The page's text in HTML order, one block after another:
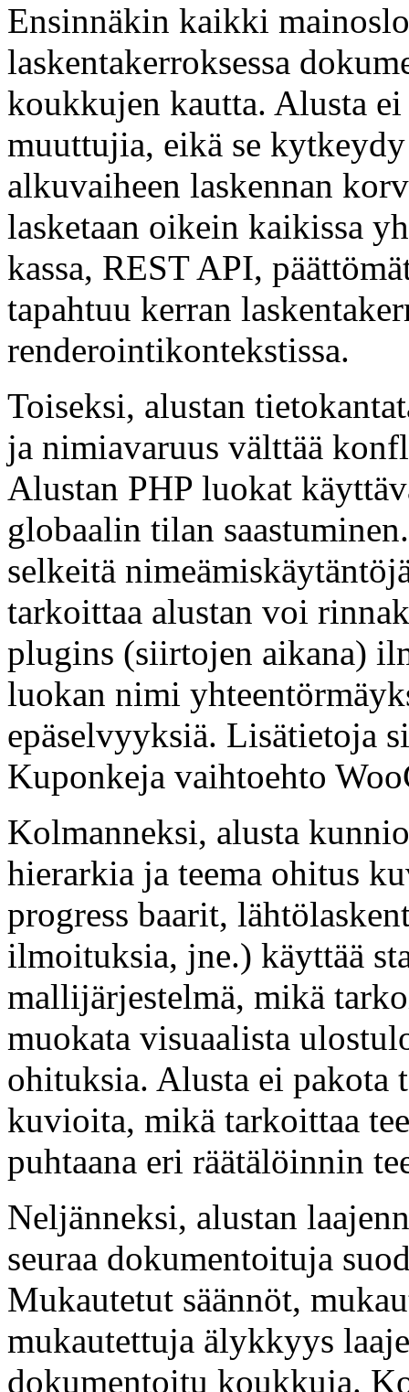
Ensinnäkin kaikki
laskentakerroksessa
koukkujen kautta. Alusta
muuttujia, eikä se
alkuvaiheen laskennan
lasketaan oikein kaikissa
kassa, REST API,
tapahtuu kerran
renderointikontekstissa.
Toiseksi, alustan
ja nimiavaruus välttää
Alustan PHP luokat
globaalin tilan
selkeitä
tarkoittaa alustan voi
plugins (siirtojen aikana)
luokan nimi
epäselvyyksiä. Lisätietoja
Kuponkeja vaihtoehto
Kolmanneksi, alusta
hierarkia ja teema ohitus
progress baarit,
ilmoituksia, jne.) käyttää
mallijärjestelmä, mikä
muokata visuaalista
ohituksia. Alusta ei pakota
kuvioita, mikä tarkoittaa
puhtaana eri räätälöinnin
Neljänneksi, alustan
seuraa dokumentoituja
Mukautetut säännöt,
mukautettuja älykkyys
dokumentoitu koukkuja.